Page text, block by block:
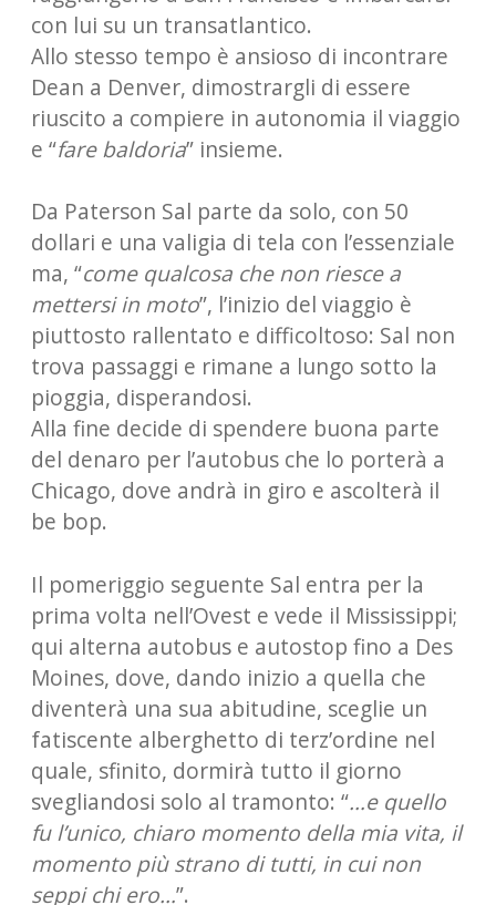
con lui su un transatlantico.
Allo stesso tempo è ansioso di incontrare
Dean a Denver, dimostrargli di essere
riuscito a compiere in autonomia il viaggio
e “fare baldoria” insieme.
Da Paterson Sal parte da solo, con 50
dollari e una valigia di tela con l’essenziale
ma, “come qualcosa che non riesce a
mettersi in moto”, l’inizio del viaggio è
piuttosto rallentato e difficoltoso: Sal non
trova passaggi e rimane a lungo sotto la
pioggia, disperandosi.
Alla fine decide di spendere buona parte
del denaro per l’autobus che lo porterà a
Chicago, dove andrà in giro e ascolterà il
be bop.
Il pomeriggio seguente Sal entra per la
prima volta nell’Ovest e vede il Mississippi;
qui alterna autobus e autostop fino a Des
Moines, dove, dando inizio a quella che
diventerà una sua abitudine, sceglie un
fatiscente alberghetto di terz’ordine nel
quale, sfinito, dormirà tutto il giorno
svegliandosi solo al tramonto: “…e quello
fu l’unico, chiaro momento della mia vita, il
momento più strano di tutti, in cui non
seppi chi ero…”.